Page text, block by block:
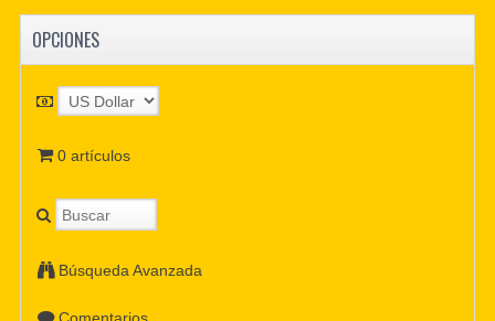
OPCIONES
0 artículos
Búsqueda Avanzada